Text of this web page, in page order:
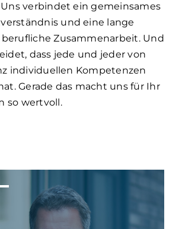
verbindet ein gemeinsames
und eine lange
Zusammenarbeit. Und
dass jede und jeder von
individuellen Kompetenzen
Gerade das macht uns für Ihr
so wertvoll.